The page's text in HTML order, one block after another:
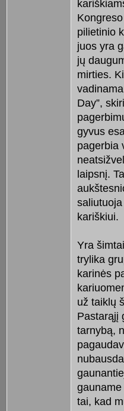
pilietinio
juos yra
jų
mirties.
Day”,
gyvus
pagerbia
laipsnį.
kariškiui.
Yra
trylika
karinės
už taiklų
Pastarąjį
tarnybą,
tai, kad